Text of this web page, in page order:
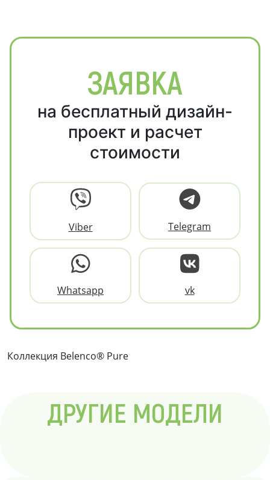
ЗАЯВКА
на бесплатный дизайн-
проект и расчет
стоимости
Viber Telegram
Whatsapp vk
Коллекция Belenco® Pure
ДРУГИЕ МОДЕЛИ